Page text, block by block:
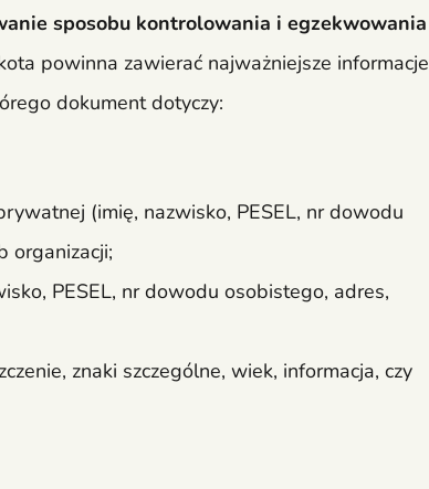
sposobu kontrolowania i egzekwowania
powinna zawierać najważniejsze informacje
dokument dotyczy:
(imię, nazwisko, PESEL, nr dowodu
organizacji;
PESEL, nr dowodu osobistego, adres,
znaki szczególne, wiek, informacja, czy